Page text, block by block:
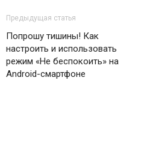
Предыдущая статья
Попрошу тишины! Как
настроить и использовать
режим «Не беспокоить» на
Android-смартфоне